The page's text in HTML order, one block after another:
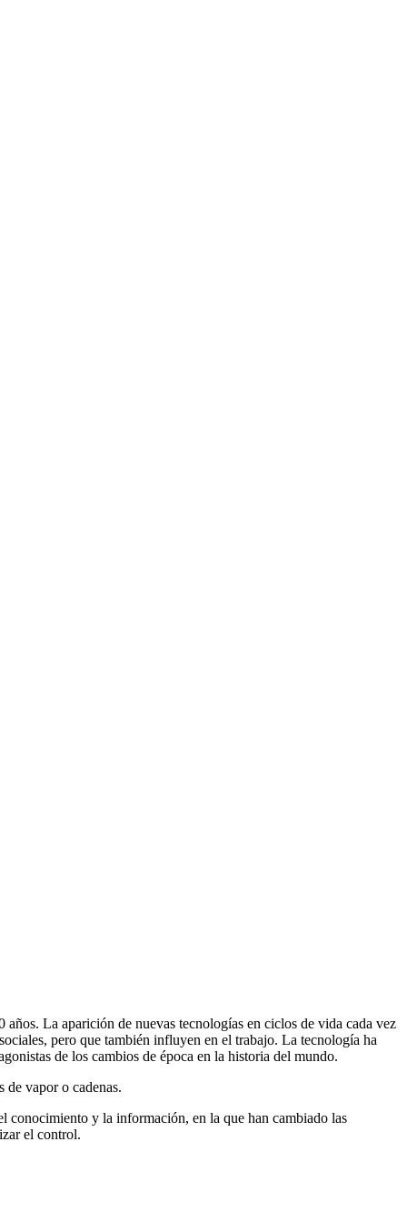
La aparición de nuevas tecnologías en ciclos de vida cada vez
pero que también influyen en el trabajo. La tecnología ha
de los cambios de época en la historia del mundo.
de vapor o cadenas.
conocimiento y la información, en la que han cambiado las
el control.